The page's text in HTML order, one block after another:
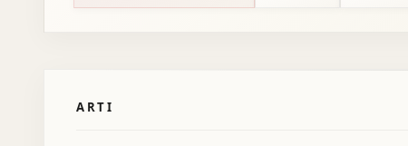
ARTI